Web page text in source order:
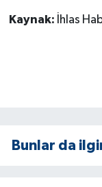
Kaynak: İhlas
Bunlar da
GÜNDEM